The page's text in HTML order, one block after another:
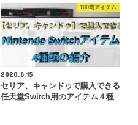
100均アイテム
2020.6.15
セリア、キャンドゥで購入できる
任天堂Switch用のアイテム４種